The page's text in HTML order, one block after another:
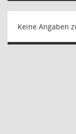
Keine Angaben